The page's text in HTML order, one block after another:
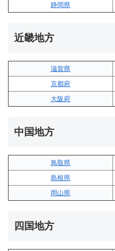
静岡県
近畿地方
滋賀県
京都府
大阪府
中国地方
鳥取県
島根県
岡山県
四国地方